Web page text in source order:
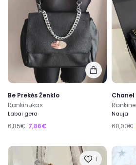
Be Prekės Ženklo
Rankinukas
Labai gera
6,85€ 7,86€
Chanel
Rankine
Nauja
60,00€
1